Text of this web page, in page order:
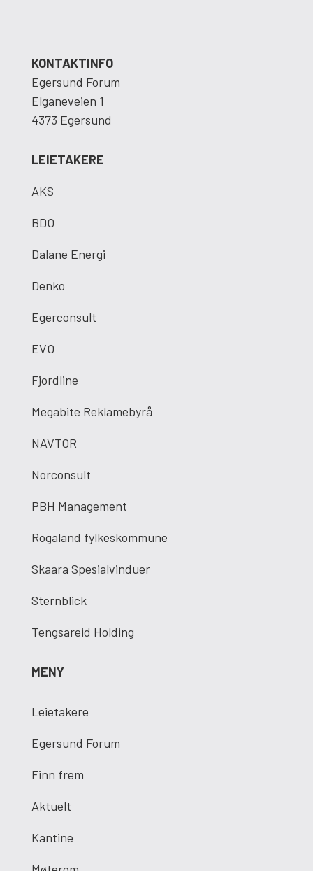
KONTAKTINFO
Egersund Forum
Elganeveien 1
4373 Egersund
LEIETAKERE
AKS
BDO
Dalane Energi
Denko
Egerconsult
EVO
Fjordline
Megabite Reklamebyrå
NAVTOR
Norconsult
PBH Management
Rogaland fylkeskommune
Skaara Spesialvinduer
Sternblick
Tengsareid Holding
MENY
Leietakere
Egersund Forum
Finn frem
Aktuelt
Kantine